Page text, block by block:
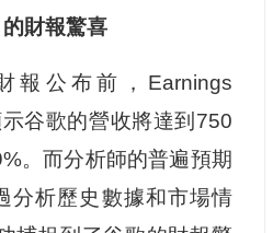
財報驚喜
報公布前，Earnings
谷歌的營收將達到750
。而分析師的普遍預期
分析歷史數據和市場情